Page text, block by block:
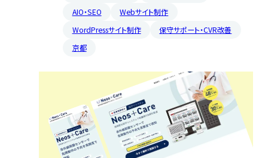
AIO・SEO
Webサイト制作
WordPressサイト制作
保守サポート・CVR改善
京都